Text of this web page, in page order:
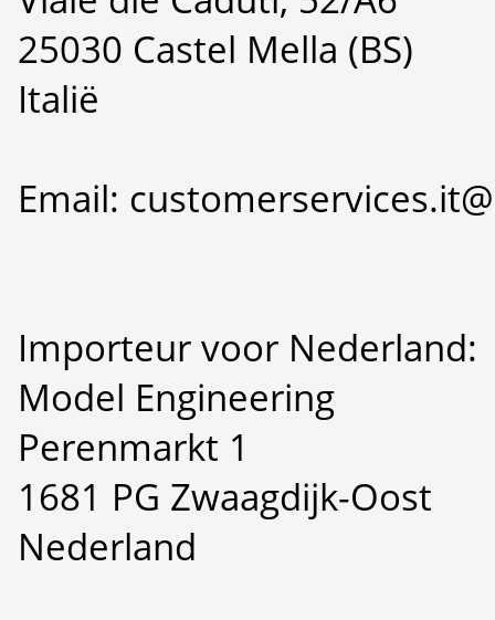
25030 Castel Mella (BS)
Italië
Email:
Importeur voor Nederland:
Model Engineering
Perenmarkt 1
1681 PG Zwaagdijk-Oost
Nederland